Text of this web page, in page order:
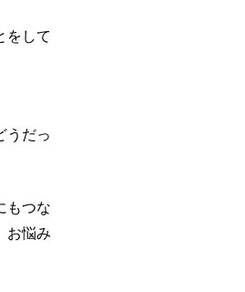
をして
うだっ
もつな
お悩み